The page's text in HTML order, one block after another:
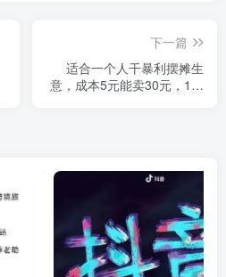
下一篇
适合一个人干暴利摆摊生
意，成本5元能卖30元，1天